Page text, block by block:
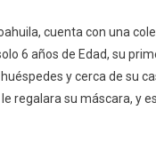
cuenta con una
6 años de Edad, su
y cerca de su
regalara su máscara, y